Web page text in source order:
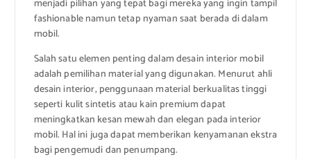
menjadi pilihan yang tepat bagi mereka yang ingin tampil
fashionable namun tetap nyaman saat berada di dalam
mobil.
Salah satu elemen penting dalam desain interior mobil
adalah pemilihan material yang digunakan. Menurut ahli
desain interior, penggunaan material berkualitas tinggi
seperti kulit sintetis atau kain premium dapat
meningkatkan kesan mewah dan elegan pada interior
mobil. Hal ini juga dapat memberikan kenyamanan ekstra
bagi pengemudi dan penumpang.